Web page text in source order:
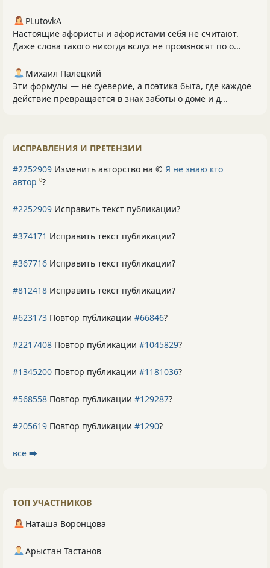
PLutоvkА
Настоящие афористы и афористами себя не считают.
Даже слова такого никогда вслух не произносят по о...
Михаил Палецкий
Эти формулы — не суеверие, а поэтика быта, где каждое
действие превращается в знак заботы о доме и д...
ИСПРАВЛЕНИЯ И ПРЕТЕНЗИИ
#2252909 Изменить авторство на © Я не знаю кто
автор 0?
#2252909 Исправить текст публикации?
#374171 Исправить текст публикации?
#367716 Исправить текст публикации?
#812418 Исправить текст публикации?
#623173 Повтор публикации #66846?
#2217408 Повтор публикации #1045829?
#1345200 Повтор публикации #1181036?
#568558 Повтор публикации #129287?
#205619 Повтор публикации #1290?
все ⮕
ТОП УЧАСТНИКОВ
Наташа Воронцова
Арыстан Тастанов